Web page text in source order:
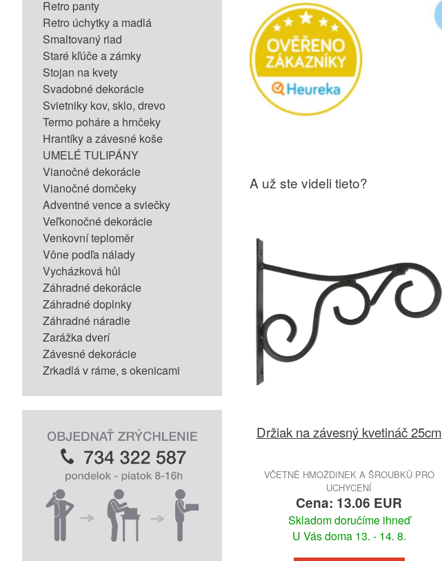
Retro panty
Retro úchytky a madlá
Smaltovaný riad
Staré kľúče a zámky
Stojan na kvety
Svadobné dekorácie
Svietniky kov, sklo, drevo
Termo poháre a hrnčeky
Hrantíky a závesné koše
UMELÉ TULIPÁNY
Vianočné dekorácie
Vianočné domčeky
Adventné vence a sviečky
Veľkonočné dekorácie
Venkovní teploměr
Vône podľa nálady
Vycházková hůl
Záhradné dekorácie
Záhradné doplnky
Záhradné náradie
Zarážka dverí
Závesné dekorácie
Zrkadlá v ráme, s okenicami
A už ste videli tieto?
Držiak na závesný kvetináč 25cm
VČETNĚ HMOŽDINEK A ŠROUBKŮ PRO
UCHYCENÍ
Cena: 13.06 EUR
Skladom doručíme ihneď
U Vás doma 13. - 14. 8.